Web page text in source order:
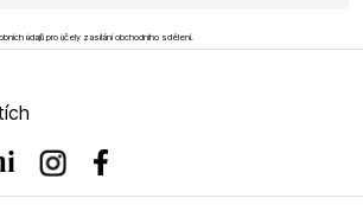
údajů pro účely zasílání obchodního sdělení.
InstagramFacebook